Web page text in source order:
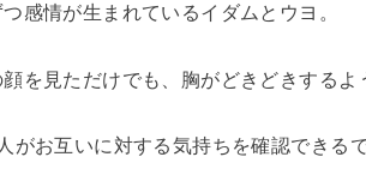
感情が生まれているイダムとウヨ。
を見ただけでも、胸がどきどきするよ
がお互いに対する気持ちを確認できる